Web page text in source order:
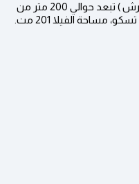
للايجار فيلا جديدة بمنطقة سار ( نص فرش ) تبعد حوالي 200 متر من
المجمع التجاري و مايكروا مارت و اسواق تسكو، مساحة الفيلا 201 مت.